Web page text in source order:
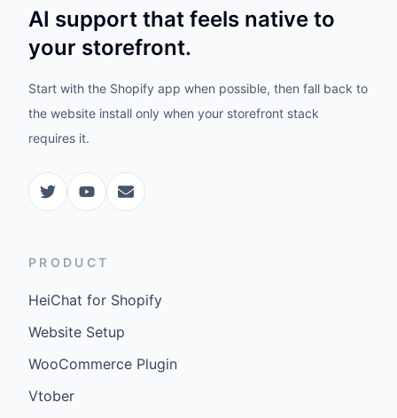
AI support that feels native to
your storefront.
Start with the Shopify app when possible, then fall back to
the website install only when your storefront stack
requires it.
PRODUCT
HeiChat for Shopify
Website Setup
WooCommerce Plugin
Vtober